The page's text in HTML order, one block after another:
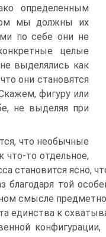
определенным
мы должны их
по себе они не
целые
выделялись как
они становятся
фигуру или
не выделяя при
что необычные
что-то отдельное,
становится ясно,
той
смысле
единства к